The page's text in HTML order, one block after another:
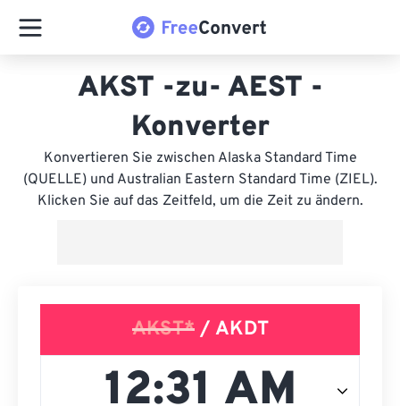
AKST -zu- AEST -
Konverter
Konvertieren Sie zwischen Alaska Standard Time
(QUELLE) und Australian Eastern Standard Time (ZIEL).
Klicken Sie auf das Zeitfeld, um die Zeit zu ändern.
AKST*/ AKDT